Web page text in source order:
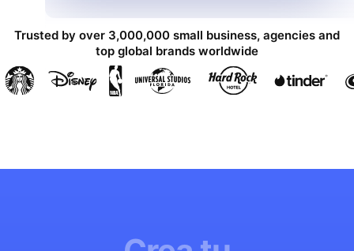
Trusted by over 3,000,000 small business, agencies and
top global brands worldwide